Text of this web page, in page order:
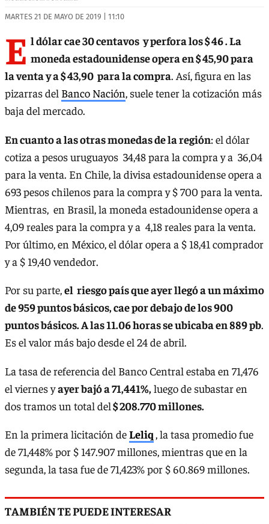
MARTES 21 DE MAYO DE 2019 | 11:10
E l dólar cae 30 centavos y perfora los $ 46 . La
moneda estadounidense opera en $ 45,90 para
la venta y a $ 43,90 para la compra. Así, figura en las
pizarras del Banco Nación, suele tener la cotización más
baja del mercado.
En cuanto a las otras monedas de la región: el dólar
cotiza a pesos uruguayos 34,48 para la compra y a 36,04
para la venta. En Chile, la divisa estadounidense opera a
693 pesos chilenos para la compra y $ 700 para la venta.
Mientras, en Brasil, la moneda estadounidense opera a
4,09 reales para la compra y a 4,18 reales para la venta.
Por último, en México, el dólar opera a $ 18,41 comprador
y a $ 19,40 vendedor.
Por su parte,el riesgo país que ayer llegó a un máximo
de 959 puntos básicos, cae por debajo de los 900
puntos básicos. A las 11.06 horas se ubicaba en 889 pb.
Es el valor más bajo desde el 24 de abril.
La tasa de referencia del Banco Central estaba en 71,476
el viernes yayer bajó a 71,441%,luego de subastar en
dos tramos un total del$ 208.770 millones.
En la primera licitación deLeliq, la tasa promedio fue
de 71,448% por $ 147.907 millones, mientras que en la
segunda, la tasa fue de 71,423% por $ 60.869 millones.
TAMBIÉN TE PUEDE INTERESAR